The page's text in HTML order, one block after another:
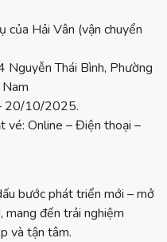
của Hải Vân (vận chuyển
Nguyễn Thái Bình, Phường
20/10/2025.
vé: Online – Điện thoại –
bước phát triển mới – mở
mang đến trải nghiệm
và tận tâm.